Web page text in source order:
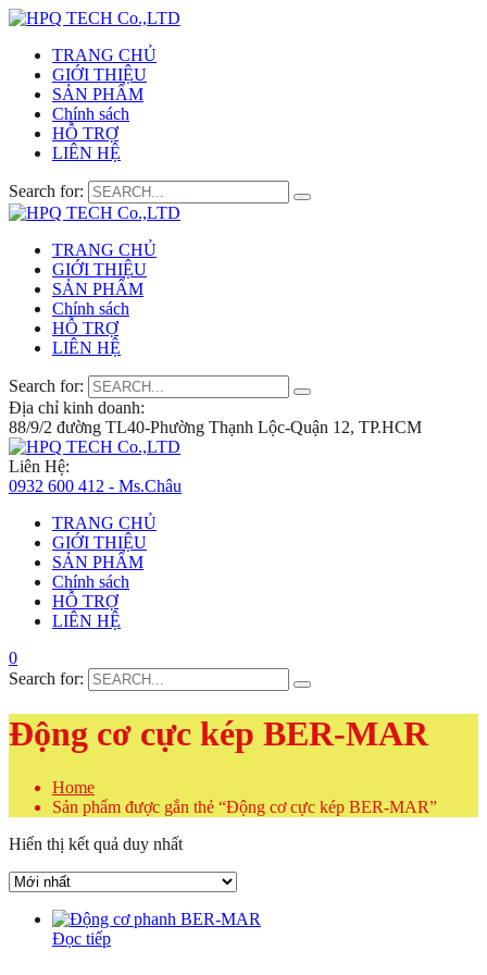
TRANG CHỦ
GIỚI THIỆU
SẢN PHẨM
Chính sách
HỖ TRỢ
LIÊN HỆ
Search for:
TRANG CHỦ
GIỚI THIỆU
SẢN PHẨM
Chính sách
HỖ TRỢ
LIÊN HỆ
Search for:
Địa chỉ kinh doanh:
88/9/2 đường TL40-Phường Thạnh Lộc-Quận 12, TP.HCM
Liên Hệ:
0932 600 412 - Ms.Châu
TRANG CHỦ
GIỚI THIỆU
SẢN PHẨM
Chính sách
HỖ TRỢ
LIÊN HỆ
0
Search for:
Động cơ cực kép BER-MAR
Home
Sản phẩm được gắn thẻ “Động cơ cực kép BER-MAR”
Hiển thị kết quả duy nhất
Đọc tiếp